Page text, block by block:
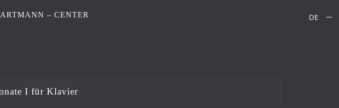
– CENTER DE
I für Klavier